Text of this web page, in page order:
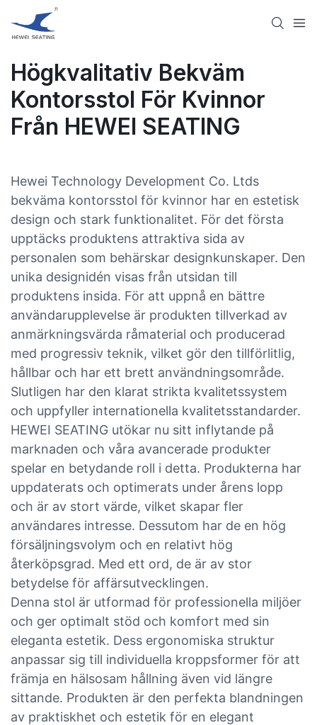
Högkvalitativ Bekväm
Kontorsstol För Kvinnor
Från HEWEI SEATING
Hewei Technology Development Co. Ltds
bekväma kontorsstol för kvinnor har en estetisk
design och stark funktionalitet. För det första
upptäcks produktens attraktiva sida av
personalen som behärskar designkunskaper. Den
unika designidén visas från utsidan till
produktens insida. För att uppnå en bättre
användarupplevelse är produkten tillverkad av
anmärkningsvärda råmaterial och producerad
med progressiv teknik, vilket gör den tillförlitlig,
hållbar och har ett brett användningsområde.
Slutligen har den klarat strikta kvalitetssystem
och uppfyller internationella kvalitetsstandarder.
HEWEI SEATING utökar nu sitt inflytande på
marknaden och våra avancerade produkter
spelar en betydande roll i detta. Produkterna har
uppdaterats och optimerats under årens lopp
och är av stort värde, vilket skapar fler
användares intresse. Dessutom har de en hög
försäljningsvolym och en relativt hög
återköpsgrad. Med ett ord, de är av stor
betydelse för affärsutvecklingen.
Denna stol är utformad för professionella miljöer
och ger optimalt stöd och komfort med sin
eleganta estetik. Dess ergonomiska struktur
anpassar sig till individuella kroppsformer för att
främja en hälsosam hållning även vid längre
sittande. Produkten är den perfekta blandningen
av praktiskhet och estetik för en elegant